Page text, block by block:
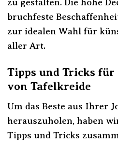
zu gestalten. Die hohe
bruchfeste
zur idealen Wahl für
aller Art.
Tipps und Tricks für
von Tafelkreide
Um das Beste aus Ihrer
herauszuholen, haben
Tipps und Tricks